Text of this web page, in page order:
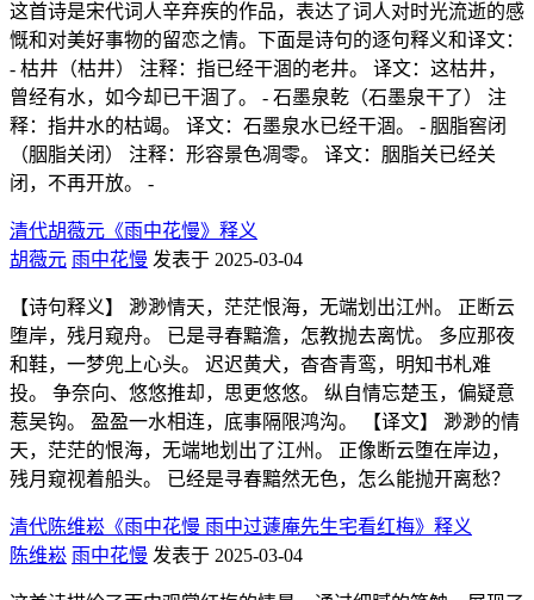
这首诗是宋代词人辛弃疾的作品，表达了词人对时光流逝的感
慨和对美好事物的留恋之情。下面是诗句的逐句释义和译文：
- 枯井（枯井） 注释：指已经干涸的老井。 译文：这枯井，
曾经有水，如今却已干涸了。 - 石墨泉乾（石墨泉干了） 注
释：指井水的枯竭。 译文：石墨泉水已经干涸。 - 胭脂窖闭
（胭脂关闭） 注释：形容景色凋零。 译文：胭脂关已经关
闭，不再开放。 -
清代胡薇元《雨中花慢》释义
胡薇元 雨中花慢 发表于 2025-03-04
【诗句释义】 渺渺情天，茫茫恨海，无端划出江州。 正断云
堕岸，残月窥舟。 已是寻春黯澹，怎教抛去离忧。 多应那夜
和鞋，一梦兜上心头。 迟迟黄犬，杳杳青鸾，明知书札难
投。 争奈向、悠悠推却，思更悠悠。 纵自情忘楚玉，偏疑意
惹吴钩。 盈盈一水相连，底事隔限鸿沟。 【译文】 渺渺的情
天，茫茫的恨海，无端地划出了江州。 正像断云堕在岸边，
残月窥视着船头。 已经是寻春黯然无色，怎么能抛开离愁？
清代陈维崧《雨中花慢 雨中过蘧庵先生宅看红梅》释义
陈维崧 雨中花慢 发表于 2025-03-04